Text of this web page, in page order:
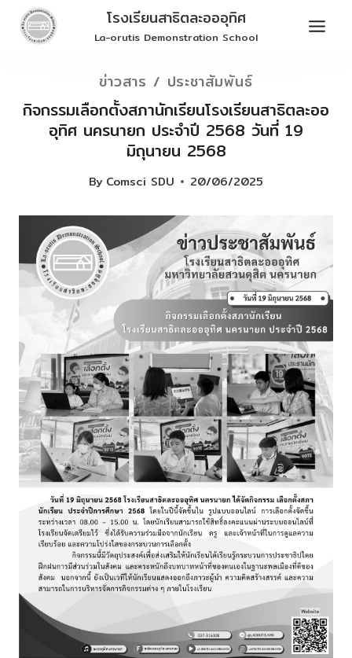
Skip
โรงเรียนสาธิตละอออุทิศ
La-orutis Demonstration School
ข่าวสาร / ประชาสัมพันธ์
กิจกรรมเลือกตั้งสภานักเรียนโรงเรียนสาธิตละออ
อุทิศ นครนายก ประจำปี 2568 วันที่ 19
มิถุนายน 2568
By Comsci SDU 20/06/2025